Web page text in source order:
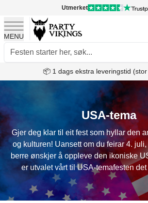
Utmerket
MENU
📦 1 dags ekstra leveringstid
Skip to Content
USA-tema
Gjer deg klar til eit fest som hyllar den
og kulturen! Uansett om du feirar 4.
berre ønskjer å oppleve den ikoniske
er utvalet vårt til USA-temafesten